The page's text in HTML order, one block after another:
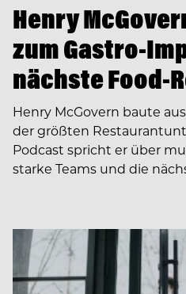
Henry
zum Gastro-
nächste Food-
Henry McGovern baute
der größten
Podcast spricht er über
starke Teams und die